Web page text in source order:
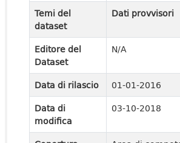
Temi del
dataset
Dati provvisori
Editore del
Dataset
N/A
Data di rilascio
01-01-2016
Data di
modifica
03-10-2018